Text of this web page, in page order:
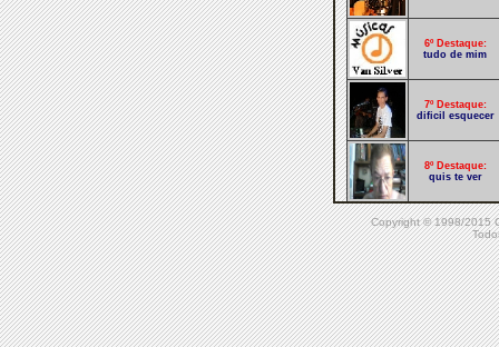
6º Destaque:
tudo de mim
7º Destaque:
dificil esquecer
8º Destaque:
quis te ver
9º Destaque:
disfarço meu
ciúme
10º Destaque:
na mira
Copyright © 1998/2015